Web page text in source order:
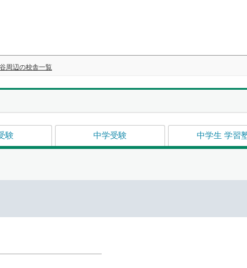
周辺の校舎一覧
験 中学受験 中学生 学習